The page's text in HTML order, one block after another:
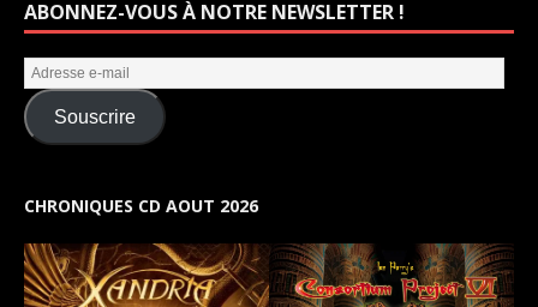
ABONNEZ-VOUS À NOTRE NEWSLETTER !
Souscrire
CHRONIQUES CD AOUT 2026